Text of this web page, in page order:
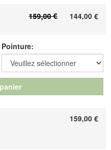
et sans doublure, est d'une
de la peau, il exprime la
le cuir.
de votre vie !
Pointure:
159,00 € 144,00 €
159,00 €